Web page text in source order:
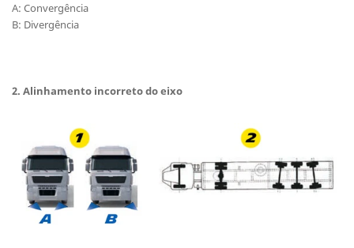
A: Convergência
B: Divergência
2. Alinhamento incorreto do eixo